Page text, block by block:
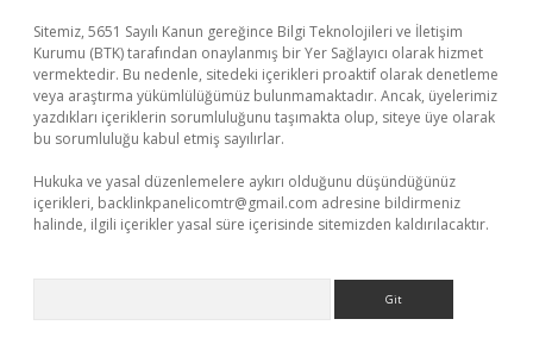
Sitemiz, 5651 Sayılı Kanun gereğince Bilgi Teknolojileri ve İletişim
Kurumu (BTK) tarafından onaylanmış bir Yer Sağlayıcı olarak hizmet
vermektedir. Bu nedenle, sitedeki içerikleri proaktif olarak denetleme
veya araştırma yükümlülüğümüz bulunmamaktadır. Ancak, üyelerimiz
yazdıkları içeriklerin sorumluluğunu taşımakta olup, siteye üye olarak
bu sorumluluğu kabul etmiş sayılırlar.
Hukuka ve yasal düzenlemelere aykırı olduğunu düşündüğünüz
içerikleri, backlinkpanelicomtr@gmail.com adresine bildirmeniz
halinde, ilgili içerikler yasal süre içerisinde sitemizden kaldırılacaktır.